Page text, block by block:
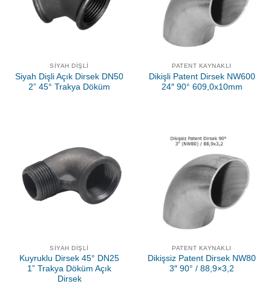
SIYAH DIŞLI
Siyah Dişli Açık Dirsek DN50
2” 45° Trakya Döküm
PATENT KAYNAKLI
Dikişli Patent Dirsek NW600
24″ 90° 609,0x10mm
SIYAH DIŞLI
Kuyruklu Dirsek 45° DN25
1” Trakya Döküm Açık
Dirsek
PATENT KAYNAKLI
Dikişsiz Patent Dirsek NW80
3″ 90° / 88,9×3,2